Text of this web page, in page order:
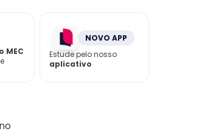
MEC
NOVO APP
Estude pelo nosso
aplicativo